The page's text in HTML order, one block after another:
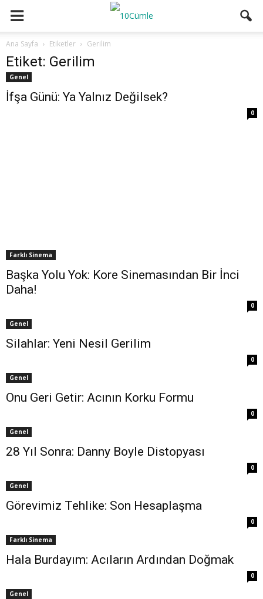
Ana Sayfa Etiketler Gerilim
Etiket: Gerilim
Genel
İfşa Günü: Ya Yalnız Değilsek?
0
Farklı Sinema
Başka Yolu Yok: Kore Sinemasından Bir İnci
Daha!
0
Genel
Silahlar: Yeni Nesil Gerilim
0
Genel
Onu Geri Getir: Acının Korku Formu
0
Genel
28 Yıl Sonra: Danny Boyle Distopyası
0
Genel
Görevimiz Tehlike: Son Hesaplaşma
0
Farklı Sinema
Hala Burdayım: Acıların Ardından Doğmak
0
Genel